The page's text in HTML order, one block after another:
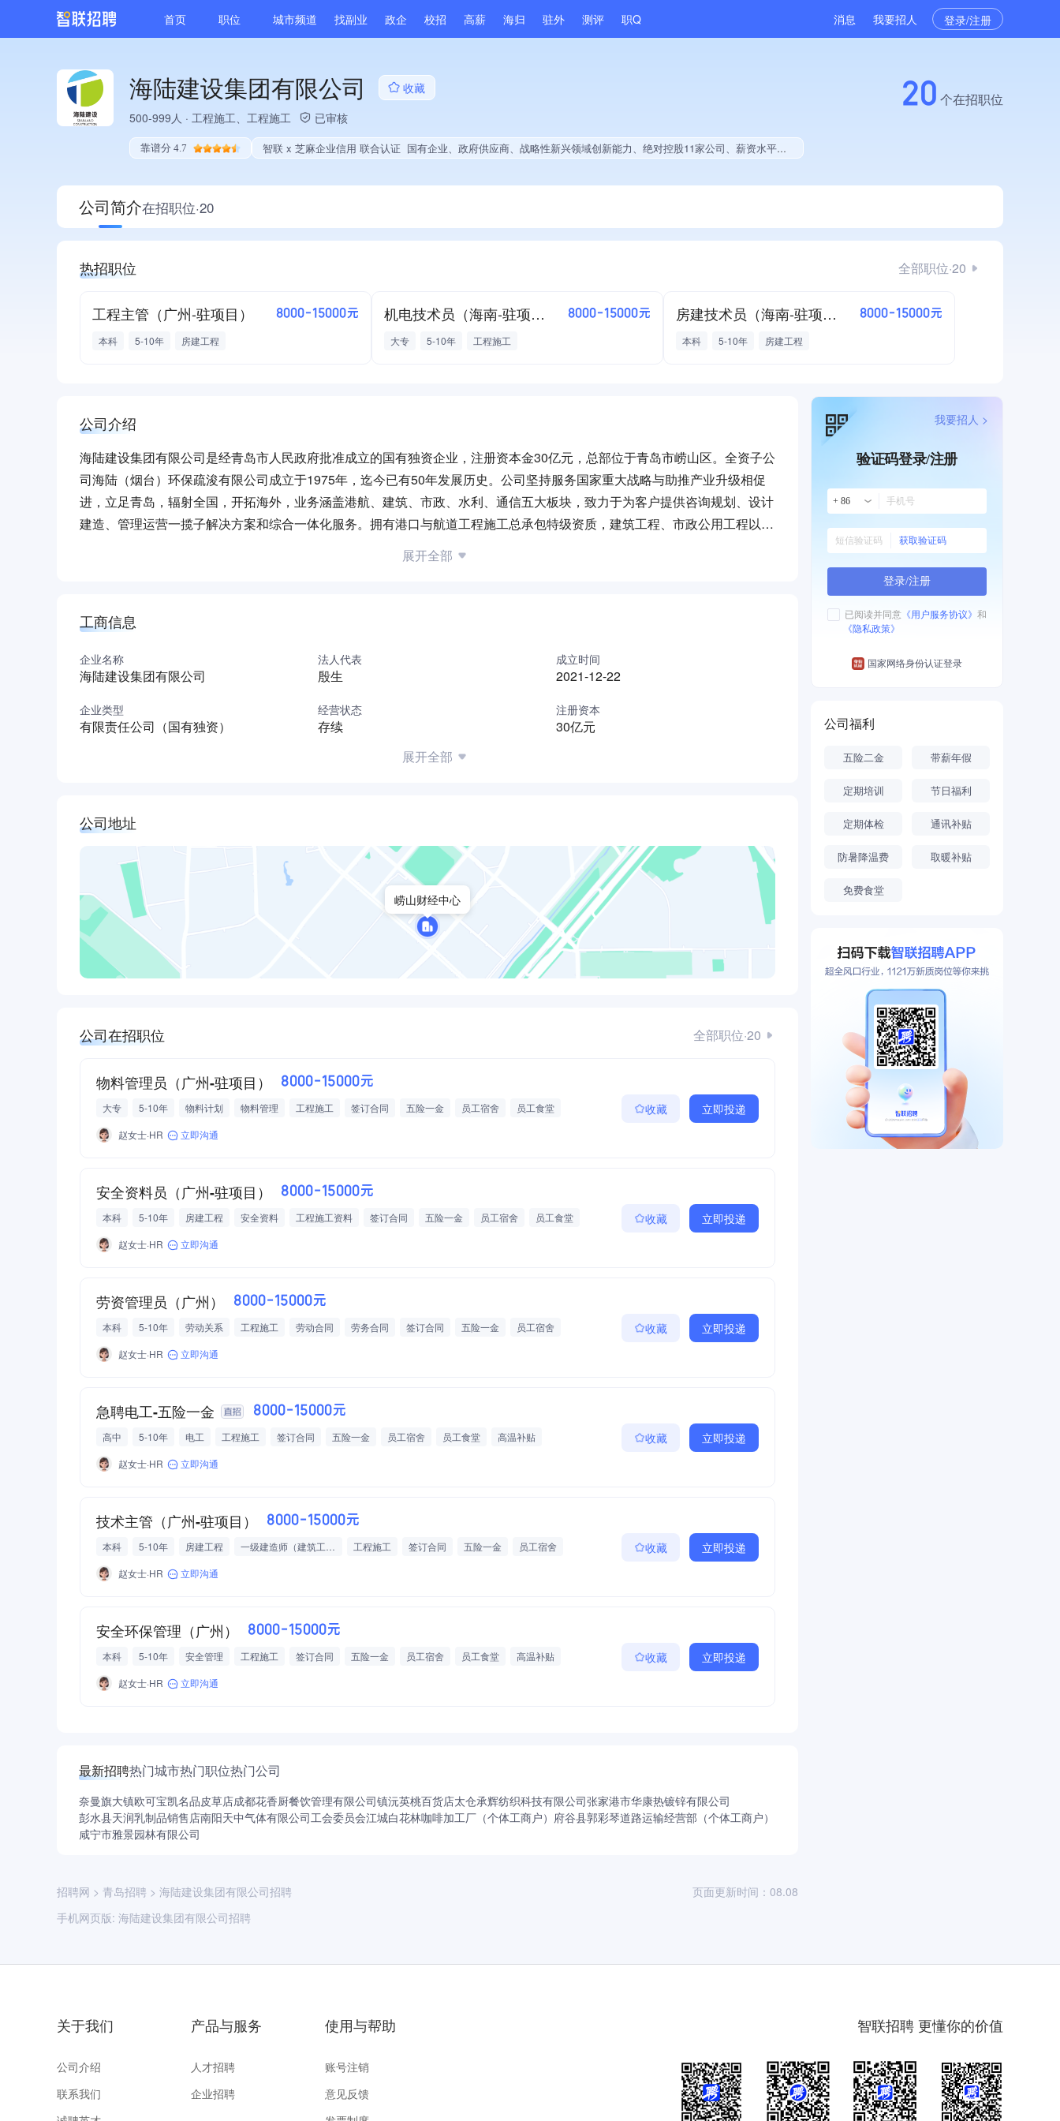
首页 职位 城市频道 找副业 政企 校招 高薪 海归 驻外 测评 职Q 消息 我要招人 登录/注册
海陆建设集团有限公司
收藏
500-999人 · 工程施工、工程施工 已审核
靠谱分 4.7 智联 x 芝麻企业信用 联合认证 国有企业、政府供应商、战略性新兴领域创新能力、绝对控股11家公司、薪资水平全省同行前5%、多产业布局、拥有节能环保技术、技术布局行业领先、集团核心成员、权威管理体系认证、拥有专利、2025年公开项目中标、拥有绿色资质、拥有工艺创新能力、拥有美术作品、美术作品创作量位于同行前5%
20 个在招职位
公司简介在招职位·20
热招职位 全部职位·20
工程主管（广州-驻项目） 8000-15000元
本科 5-10年 房建工程
机电技术员（海南-驻项目） 8000-15000元
大专 5-10年 工程施工
房建技术员（海南-驻项目） 8000-15000元
本科 5-10年 房建工程
公司介绍
海陆建设集团有限公司是经青岛市人民政府批准成立的国有独资企业，注册资本金30亿元，总部位于青岛市崂山区。全资子公
司海陆（烟台）环保疏浚有限公司成立于1975年，迄今已有50年发展历史。公司坚持服务国家重大战略与助推产业升级相促
进，立足青岛，辐射全国，开拓海外，业务涵盖港航、建筑、市政、水利、通信五大板块，致力于为客户提供咨询规划、设计
建造、管理运营一揽子解决方案和综合一体化服务。拥有港口与航道工程施工总承包特级资质，建筑工程、市政公用工程以及
通信工程施工总承包壹级资质，水运工程设计甲级资质，地基基础工程、电子与智能化工程等多项专业承包壹级资质，建立了
展开全部
工商信息
企业名称
海陆建设集团有限公司
法人代表
殷生
成立时间
2021-12-22
企业类型
有限责任公司（国有独资）
经营状态
存续
注册资本
30亿元
展开全部
公司地址
崂山财经中心
公司在招职位 全部职位·20
物料管理员（广州-驻项目） 8000-15000元
大专 5-10年 物料计划 物料管理 工程施工 签订合同 五险一金 员工宿舍
员工食堂
高温补贴
赵女士·HR 立即沟通
收藏 立即投递
安全资料员（广州-驻项目） 8000-15000元
本科 5-10年 房建工程 安全资料 工程施工资料 签订合同 五险一金 员工宿舍
员工食堂
高温补贴
赵女士·HR 立即沟通
收藏 立即投递
劳资管理员（广州） 8000-15000元
本科 5-10年 劳动关系 工程施工 劳动合同 劳务合同 签订合同 五险一金
员工宿舍
员工食堂
赵女士·HR 立即沟通
收藏 立即投递
急聘电工-五险一金 8000-15000元
高中 5-10年 电工 工程施工 签订合同 五险一金 员工宿舍 员工食堂
高温补贴
赵女士·HR
立即沟通
收藏 立即投递
技术主管（广州-驻项目） 8000-15000元
本科 5-10年 房建工程 一级建造师（建筑工程） 工程施工 签订合同 五险一金
员工宿舍
员工食堂
赵女士·HR 立即沟通
收藏 立即投递
安全环保管理（广州） 8000-15000元
本科 5-10年 安全管理 工程施工 签订合同 五险一金 员工宿舍 员工食堂
高温补贴
赵女士·HR
立即沟通
收藏 立即投递
最新招聘热门城市热门职位热门公司
奈曼旗大镇欧可宝凯名品皮草店成都花香厨餐饮管理有限公司镇沅英桃百货店太仓承辉纺织科技有限公司张家港市华康热镀锌有限公司
彭水县天润乳制品销售店南阳天中气体有限公司工会委员会江城白花林咖啡加工厂（个体工商户） 府谷县郭彩琴道路运输经营部（个体工商户）
咸宁市雅景园林有限公司
招聘网 > 青岛招聘 > 海陆建设集团有限公司招聘
手机网页版: 海陆建设集团有限公司招聘
页面更新时间：08.08
验证码登录/注册
+ 86
获取验证码
登录/注册
已阅读并同意 《用户服务协议》 和
《隐私政策》
国家网络身份认证登录
我要招人 >
公司福利
五险二金 带薪年假
定期培训 节日福利
定期体检 通讯补贴
防暑降温费 取暖补贴
免费食堂
关于我们
公司介绍
联系我们
产品与服务
人才招聘
企业招聘
使用与帮助
账号注销
意见反馈
智联招聘 更懂你的价值